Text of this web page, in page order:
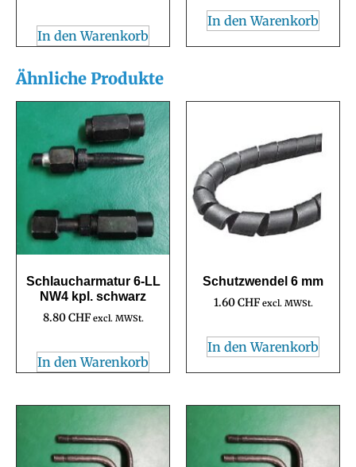
In den Warenkorb
In den Warenkorb
Ähnliche Produkte
Schlaucharmatur 6-LL
NW4 kpl. schwarz
8.80CHF excl. MWSt.
In den Warenkorb
Schutzwendel 6 mm
1.60CHF excl. MWSt.
In den Warenkorb